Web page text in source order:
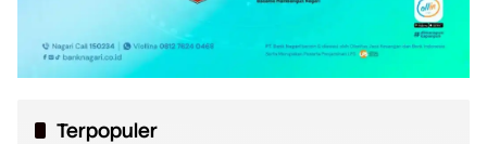
Terpopuler